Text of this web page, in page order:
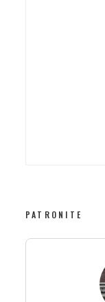
PATRONITE